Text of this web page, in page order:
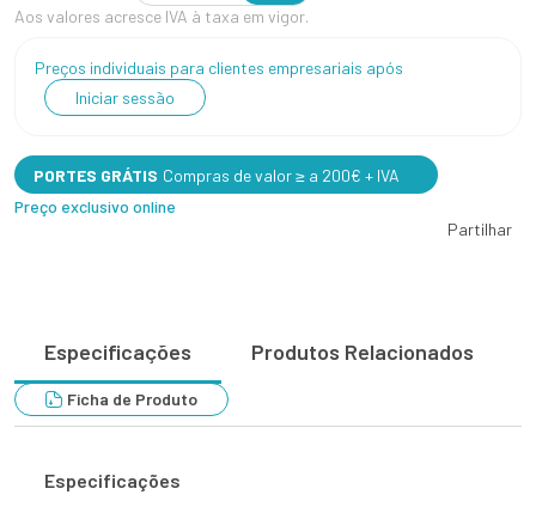
Aos valores acresce IVA à taxa em vigor.
Preços individuais para clientes empresariais após
Iniciar sessão
PORTES GRÁTIS Compras de valor ≥ a 200€ + IVA
Preço exclusivo online
Partilhar
Especificações Produtos Relacionados
Ficha de Produto
Especificações